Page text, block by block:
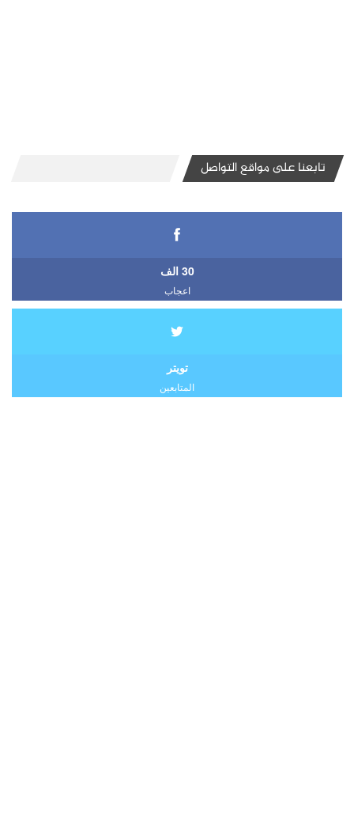
تابعنا على مواقع التواصل
30 الف
اعجاب
تويتر
المتابعين